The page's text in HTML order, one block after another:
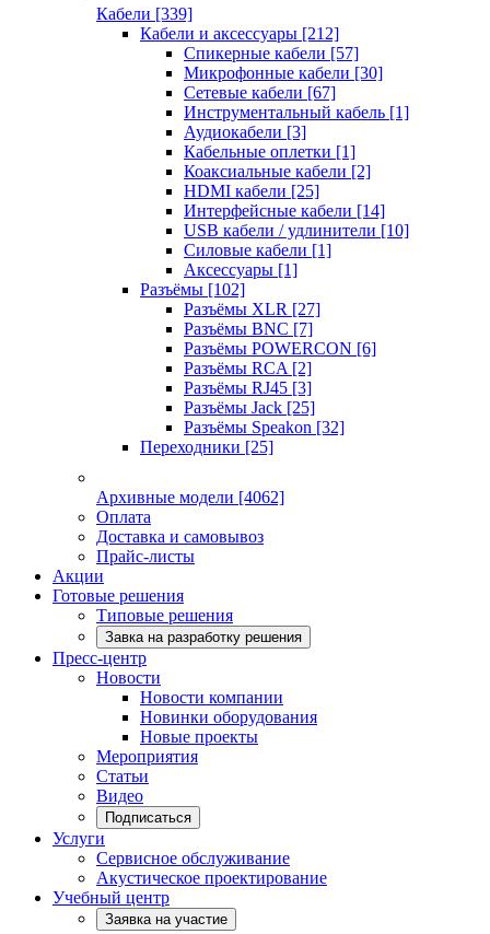
Кабели [339]
Кабели и аксессуары [212]
Спикерные кабели [57]
Микрофонные кабели [30]
Сетевые кабели [67]
Инструментальный кабель [1]
Аудиокабели [3]
Кабельные оплетки [1]
Коаксиальные кабели [2]
HDMI кабели [25]
Интерфейсные кабели [14]
USB кабели / удлинители [10]
Силовые кабели [1]
Аксессуары [1]
Разъёмы [102]
Разъёмы XLR [27]
Разъёмы BNC [7]
Разъёмы POWERCON [6]
Разъёмы RCA [2]
Разъёмы RJ45 [3]
Разъёмы Jack [25]
Разъёмы Speakon [32]
Переходники [25]
Архивные модели [4062]
Оплата
Доставка и самовывоз
Прайс-листы
Акции
Готовые решения
Типовые решения
Завка на разработку решения
Пресс-центр
Новости
Новости компании
Новинки оборудования
Новые проекты
Мероприятия
Статьи
Видео
Подписаться
Услуги
Сервисное обслуживание
Акустическое проектирование
Учебный центр
Заявка на участие